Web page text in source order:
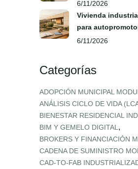
6/11/2026
Vivienda
para
6/11/2026
Categorías
ADOPCIÓN MUNICIPAL
ANÁLISIS CICLO DE VIDA
BIENESTAR RESIDENCIAL
BIM Y GEMELO DIGITAL ,
BROKERS Y FINANCIACIÓN
CADENA DE SUMINISTRO
CAD‑TO‑FAB